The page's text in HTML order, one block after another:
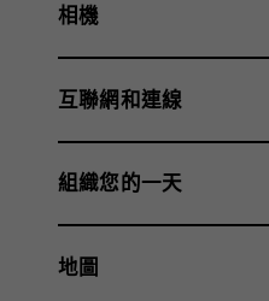
相機
互聯網和連線
組織您的一天
地圖